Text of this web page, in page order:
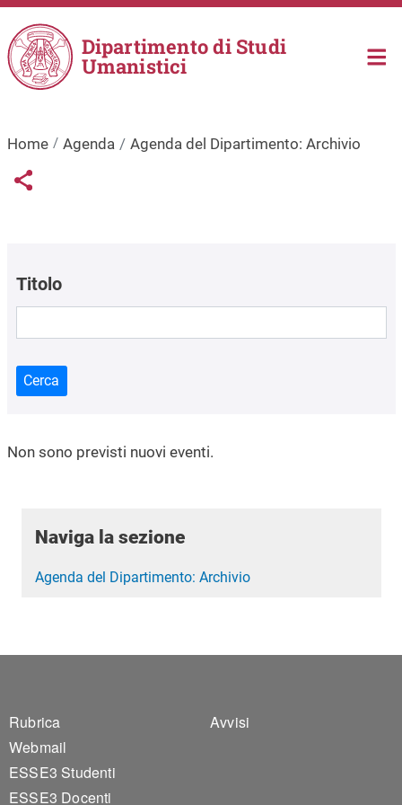
Salta al contenuto principale
Dipartimento di Studi
Umanistici
Home Agenda Agenda del Dipartimento: Archivio
Links condivisione social
Share button
Titolo
Cerca
Non sono previsti nuovi eventi.
Naviga la sezione
Agenda del Dipartimento: Archivio
Footer 1
Rubrica
Webmail
ESSE3 Studenti
ESSE3 Docenti
Footer 2
Avvisi